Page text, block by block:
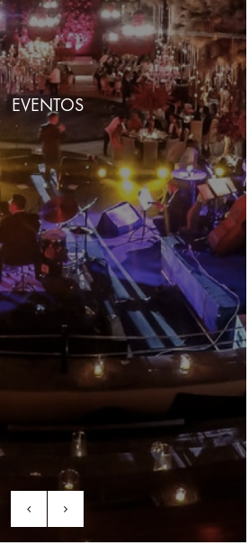
EVENTOS